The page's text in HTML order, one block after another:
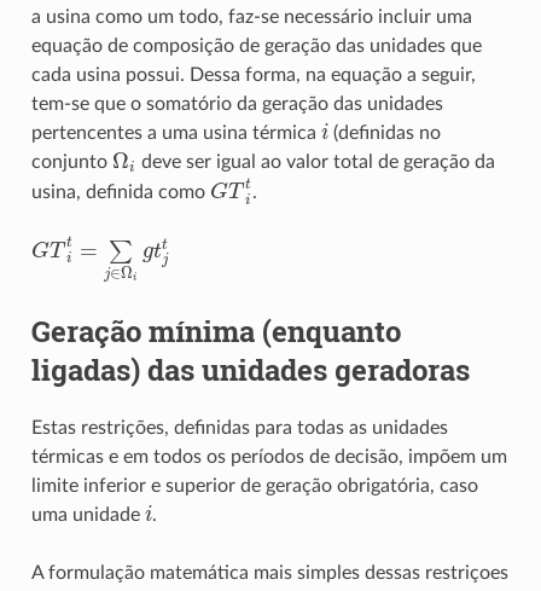
a usina como um todo, faz-se necessário incluir uma
equação de composição de geração das unidades que
cada usina possui. Dessa forma, na equação a seguir,
tem-se que o somatório da geração das unidades
pertencentes a uma usina térmica i (definidas no
conjunto Ω
deve ser igual ao valor total de geração da
usina, definida como GTit.
GTit j∈Ω gt
Geração mínima (enquanto
ligadas) das unidades geradoras
Estas restrições, definidas para todas as unidades
térmicas e em todos os períodos de decisão, impõem um
limite inferior e superior de geração obrigatória, caso
uma unidade i.
A formulação matemática mais simples dessas restriçoes